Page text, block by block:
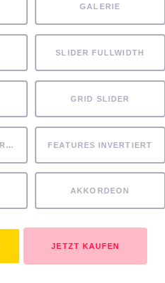
GALERIE
SLIDER FULLWIDTH
GRID SLIDER
FEATURES HINTERGRUND FEATURES INVERTIERT
AKKORDEON
JETZT KAUFEN